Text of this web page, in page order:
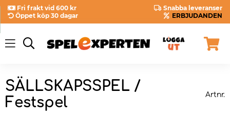
Fri frakt vid 600 kr
Snabba leveranser
Öppet köp 30 dagar
ERBJUDANDEN
SÄLLSKAPSSPEL /
Festspel
Artnr.